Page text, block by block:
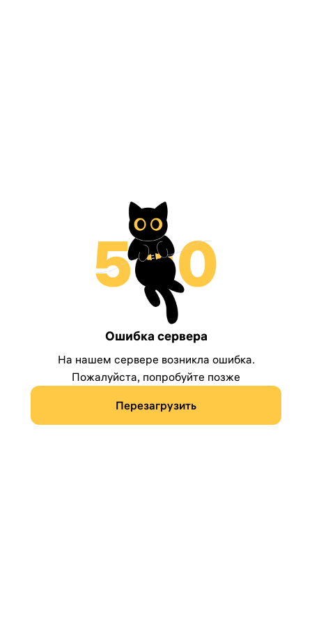
Ошибка сервера
На нашем сервере возникла ошибка.
Пожалуйста, попробуйте позже
Перезагрузить